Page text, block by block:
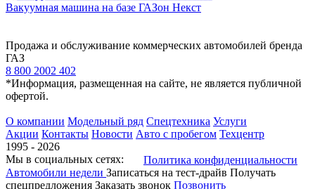
Вакуумная машина на базе ГАЗон Некст
Продажа и обслуживание коммерческих автомобилей бренда
ГАЗ
8 800 2002 402
*Информация, размещенная на сайте, не является публичной
офертой.
О компании Модельный ряд Спецтехника Услуги
Акции Контакты Новости Авто с пробегом Техцентр
1995 - 2026
Мы в социальных сетях:
Политика конфиденциальности
Автомобили недели Записаться на тест-драйв Получать
спецпредложения Заказать звонок Позвонить